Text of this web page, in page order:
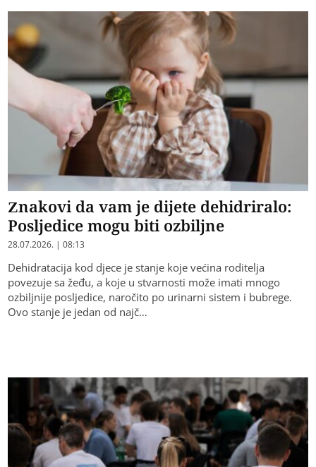
Znakovi da vam je dijete dehidriralo:
Posljedice mogu biti ozbiljne
28.07.2026. | 08:13
Dehidratacija kod djece je stanje koje većina roditelja
povezuje sa žeđu, a koje u stvarnosti može imati mnogo
ozbiljnije posljedice, naročito po urinarni sistem i bubrege.
Ovo stanje je jedan od najč…